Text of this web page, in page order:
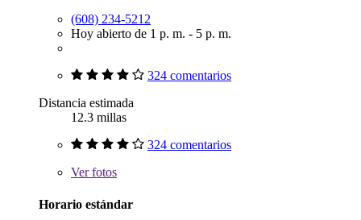
(608) 234-5212
Hoy abierto de 1 p. m. - 5 p. m.
324 comentarios
Distancia estimada
12.3 millas
324 comentarios
Verfotos
Horario estándar